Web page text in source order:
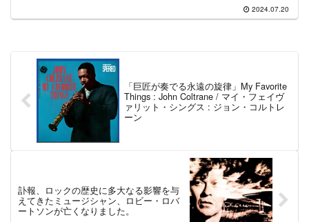
2024.07.20
「巨匠が奏でる永遠の旋律」My Favorite
Things : John Coltrane / マイ・フェイヴ
ァリット・シングス : ジョン・コルトレ
ーン
訃報、ロックの歴史に多大なる影響を与
えてきたミュージシャン、ロビー・ロバ
ートソンが亡くなりました。